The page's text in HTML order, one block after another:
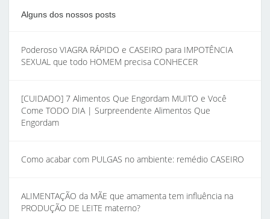
Alguns dos nossos posts
Poderoso VIAGRA RÁPIDO e CASEIRO para IMPOTÊNCIA
SEXUAL que todo HOMEM precisa CONHECER
[CUIDADO] 7 Alimentos Que Engordam MUITO e Você
Come TODO DIA | Surpreendente Alimentos Que
Engordam
Como acabar com PULGAS no ambiente: remédio CASEIRO
ALIMENTAÇÃO da MÃE que amamenta tem influência na
PRODUÇÃO DE LEITE materno?